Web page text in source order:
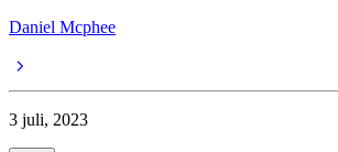
Daniel Mcphee
3 juli, 2023